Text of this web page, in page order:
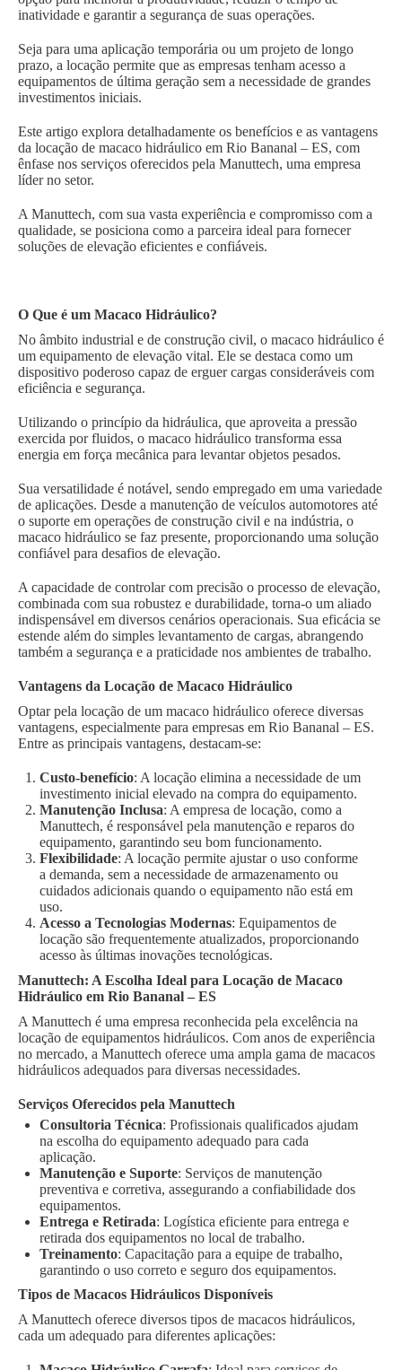
inatividade e garantir a segurança de suas operações.
Seja para uma aplicação temporária ou um projeto de longo
prazo, a locação permite que as empresas tenham acesso a
equipamentos de última geração sem a necessidade de grandes
investimentos iniciais.
Este artigo explora detalhadamente os benefícios e as vantagens
da locação de macaco hidráulico em Rio Bananal – ES, com
ênfase nos serviços oferecidos pela Manuttech, uma empresa
líder no setor.
A Manuttech, com sua vasta experiência e compromisso com a
qualidade, se posiciona como a parceira ideal para fornecer
soluções de elevação eficientes e confiáveis.
O Que é um Macaco Hidráulico?
No âmbito industrial e de construção civil, o macaco hidráulico é
um equipamento de elevação vital. Ele se destaca como um
dispositivo poderoso capaz de erguer cargas consideráveis com
eficiência e segurança.
Utilizando o princípio da hidráulica, que aproveita a pressão
exercida por fluidos, o macaco hidráulico transforma essa
energia em força mecânica para levantar objetos pesados.
Sua versatilidade é notável, sendo empregado em uma variedade
de aplicações. Desde a manutenção de veículos automotores até
o suporte em operações de construção civil e na indústria, o
macaco hidráulico se faz presente, proporcionando uma solução
confiável para desafios de elevação.
A capacidade de controlar com precisão o processo de elevação,
combinada com sua robustez e durabilidade, torna-o um aliado
indispensável em diversos cenários operacionais. Sua eficácia se
estende além do simples levantamento de cargas, abrangendo
também a segurança e a praticidade nos ambientes de trabalho.
Vantagens da Locação de Macaco Hidráulico
Optar pela locação de um macaco hidráulico oferece diversas
vantagens, especialmente para empresas em Rio Bananal – ES.
Entre as principais vantagens, destacam-se:
Custo-benefício: A locação elimina a necessidade de um
investimento inicial elevado na compra do equipamento.
Manutenção Inclusa: A empresa de locação, como a
Manuttech, é responsável pela manutenção e reparos do
equipamento, garantindo seu bom funcionamento.
Flexibilidade: A locação permite ajustar o uso conforme
a demanda, sem a necessidade de armazenamento ou
cuidados adicionais quando o equipamento não está em
uso.
Acesso a Tecnologias Modernas: Equipamentos de
locação são frequentemente atualizados, proporcionando
acesso às últimas inovações tecnológicas.
Manuttech: A Escolha Ideal para Locação de Macaco
Hidráulico em Rio Bananal – ES
A Manuttech é uma empresa reconhecida pela excelência na
locação de equipamentos hidráulicos. Com anos de experiência
no mercado, a Manuttech oferece uma ampla gama de macacos
hidráulicos adequados para diversas necessidades.
Serviços Oferecidos pela Manuttech
Consultoria Técnica: Profissionais qualificados ajudam
na escolha do equipamento adequado para cada
aplicação.
Manutenção e Suporte: Serviços de manutenção
preventiva e corretiva, assegurando a confiabilidade dos
equipamentos.
Entrega e Retirada: Logística eficiente para entrega e
retirada dos equipamentos no local de trabalho.
Treinamento: Capacitação para a equipe de trabalho,
garantindo o uso correto e seguro dos equipamentos.
Tipos de Macacos Hidráulicos Disponíveis
A Manuttech oferece diversos tipos de macacos hidráulicos,
cada um adequado para diferentes aplicações: